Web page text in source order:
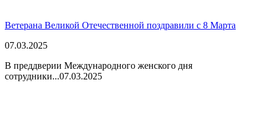
Ветерана Великой Отечественной поздравили с 8 Марта
07.03.2025
В преддверии Международного женского дня
сотрудники...07.03.2025